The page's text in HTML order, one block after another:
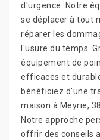
d'urgence. Notre
se déplacer à tout
réparer les
l'usure du temps.
équipement de
efficaces et
bénéficiez d'une
maison à Meyrie,
Notre approche
offrir des conseils